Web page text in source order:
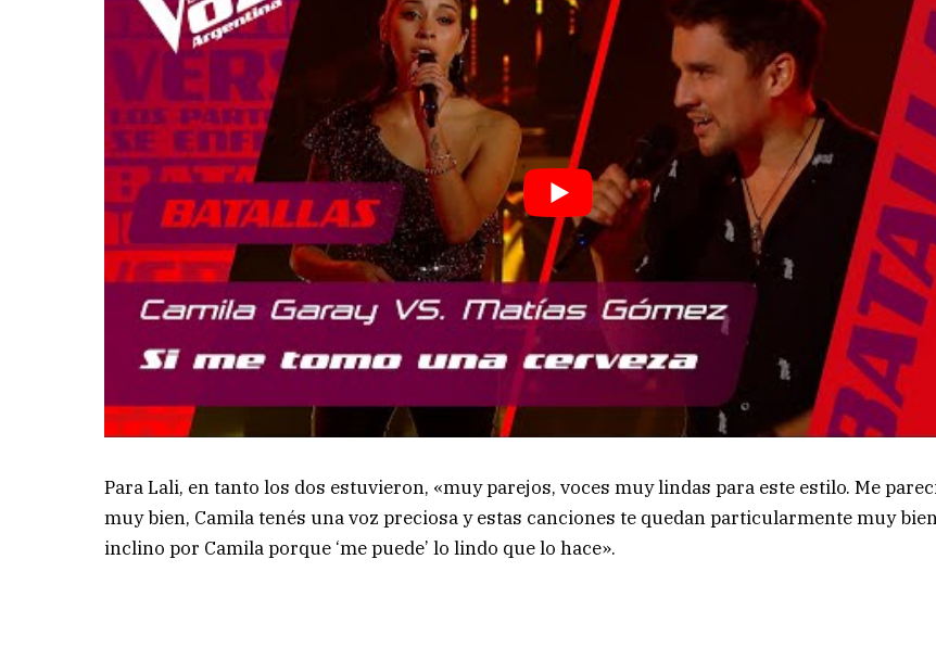
Para Lali, en tanto los dos estuvieron, «muy parejos, voces muy lindas para este estilo. Me
muy bien, Camila tenés una voz preciosa y estas canciones te quedan particularmente muy
inclino por Camila porque ‘me puede’ lo lindo que lo hace».